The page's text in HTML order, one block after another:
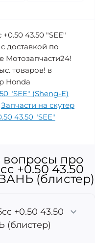
43.50 "SEE"
доставкой по
Мотозапчасти24!
товаров! в
Honda
"SEE" (Sheng-E)
Запчасти на скутер
43.50 "SEE"
вопросы про
+0.50 43.50
(блистер)
+0.50 43.50
(блистер)